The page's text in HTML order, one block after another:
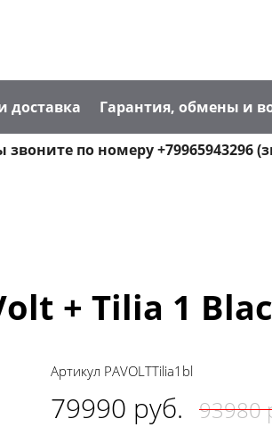
доставка Гарантия, обмены и
по номеру +79965943296
+ Tilia 1
Артикул PAVOLTTilia1bl
79990 руб. 93980